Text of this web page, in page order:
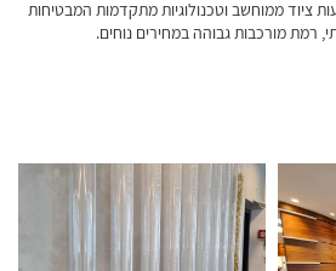
ציוד ממוחשב וטכנולוגיות מתקדמות המבטיחות
רמת מורכבות גבוהה במחירים נוחים.